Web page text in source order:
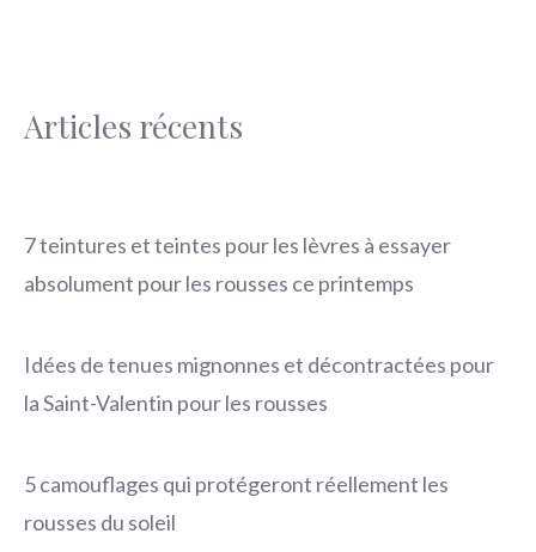
Articles récents
7 teintures et teintes pour les lèvres à essayer
absolument pour les rousses ce printemps
Idées de tenues mignonnes et décontractées pour
la Saint-Valentin pour les rousses
5 camouflages qui protégeront réellement les
rousses du soleil